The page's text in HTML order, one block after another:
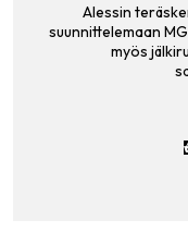
Alessin
suunnittelemaan
myös